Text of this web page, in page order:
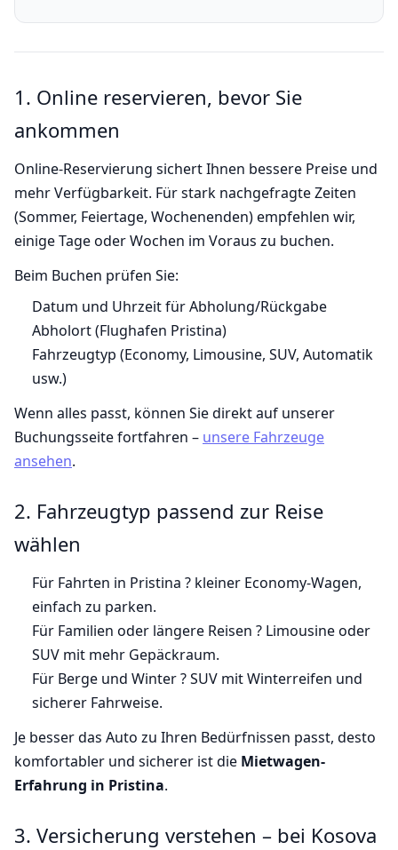
1. Online reservieren, bevor Sie
ankommen
Online-Reservierung sichert Ihnen bessere Preise und
mehr Verfügbarkeit. Für stark nachgefragte Zeiten
(Sommer, Feiertage, Wochenenden) empfehlen wir,
einige Tage oder Wochen im Voraus zu buchen.
Beim Buchen prüfen Sie:
Datum und Uhrzeit für Abholung/Rückgabe
Abholort (Flughafen Pristina)
Fahrzeugtyp (Economy, Limousine, SUV, Automatik
usw.)
Wenn alles passt, können Sie direkt auf unserer
Buchungsseite fortfahren – unsere Fahrzeuge
ansehen.
2. Fahrzeugtyp passend zur Reise
wählen
Für Fahrten in Pristina ? kleiner Economy-Wagen,
einfach zu parken.
Für Familien oder längere Reisen ? Limousine oder
SUV mit mehr Gepäckraum.
Für Berge und Winter ? SUV mit Winterreifen und
sicherer Fahrweise.
Je besser das Auto zu Ihren Bedürfnissen passt, desto
komfortabler und sicherer ist die Mietwagen-
Erfahrung in Pristina.
3. Versicherung verstehen – bei Kosova